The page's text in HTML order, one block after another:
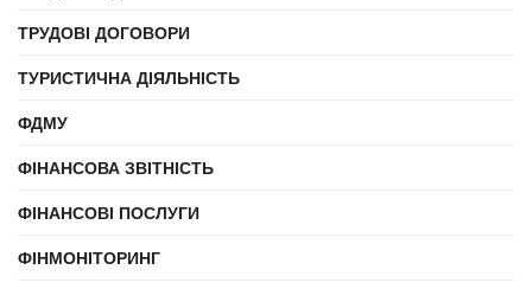
ТРУДОВІ ДОГОВОРИ
ТУРИСТИЧНА ДІЯЛЬНІСТЬ
ФДМУ
ФІНАНСОВА ЗВІТНІСТЬ
ФІНАНСОВІ ПОСЛУГИ
ФІНМОНІТОРИНГ